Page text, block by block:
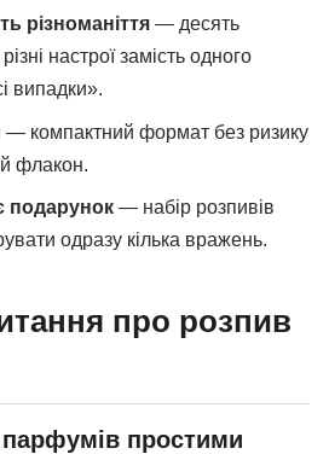
різноманіття — десять
настрої замість одного
випадки».
— компактний формат без ризику
флакон.
подарунок — набір розпивів
одразу кілька вражень.
про розпив
простими